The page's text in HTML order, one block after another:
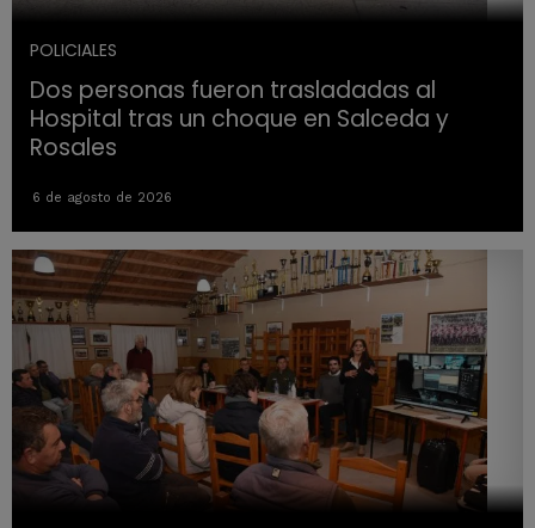
POLICIALES
Dos personas fueron trasladadas al
Hospital tras un choque en Salceda y
Rosales
6 de agosto de 2026